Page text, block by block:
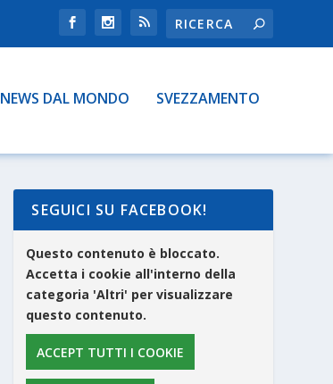
NEWS DAL MONDO SVEZZAMENTO
SEGUICI SU FACEBOOK!
Questo contenuto è bloccato.
Accetta i cookie all'interno della
categoria 'Altri' per visualizzare
questo contenuto.
ACCEPT TUTTI I COOKIE